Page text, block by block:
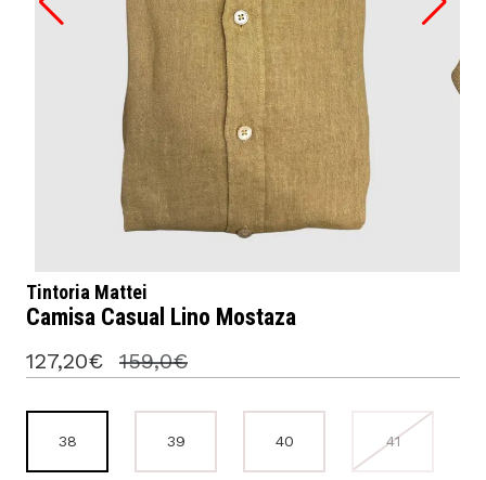
Tintoria Mattei
Camisa Casual Lino Mostaza
127,20€ 159,0€
38 39 40 41